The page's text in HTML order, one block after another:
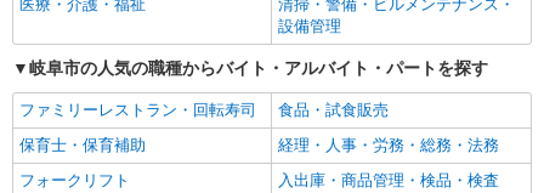
医療・介護・福祉
清掃・警備・ビルメンテナンス・
設備管理
岐阜市の人気の職種からバイト・アルバイト・パートを探す
ファミリーレストラン・回転寿司
食品・試食販売
保育士・保育補助
経理・人事・労務・総務・法務
フォークリフト
入出庫・商品管理・検品・検査